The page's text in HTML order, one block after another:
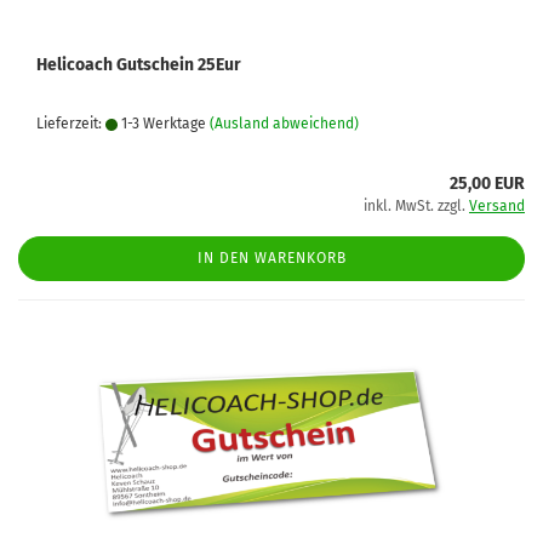
Helicoach Gutschein 25Eur
Lieferzeit: 1-3 Werktage (Ausland abweichend)
25,00 EUR
inkl. MwSt. zzgl. Versand
IN DEN WARENKORB